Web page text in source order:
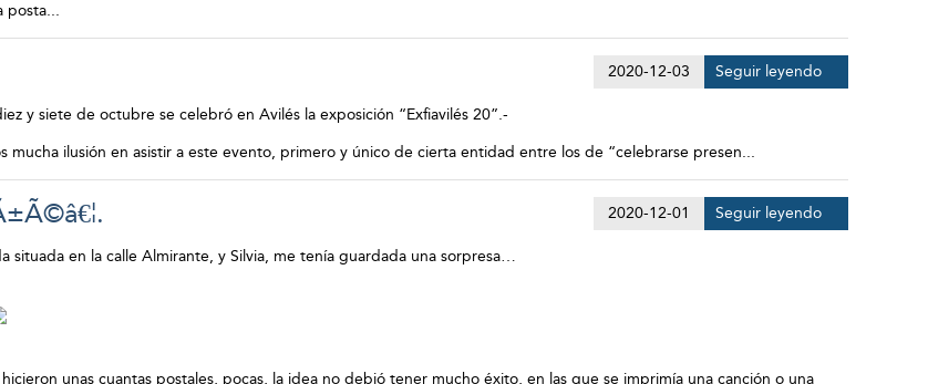
posta...
y siete de octubre se celebró en Avilés la exposición “Exfiavilés 20”.-
mucha ilusión en asistir a este evento, primero y único de cierta entidad entre los de “celebrarse presen...
2020-12-03 Seguir leyendo
situada en la calle Almirante, y Silvia, me tenía guardada una sorpresa…
unas cuantas postales, pocas, la idea no debió tener mucho éxito, en las que se imprimía una canción o una
2020-12-01 Seguir leyendo